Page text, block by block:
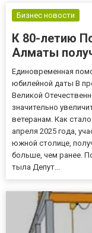
п...Бизнес новости
К 80-летию
Алматы
Единовременная
юбилейной даты В
Великой
значительно
ветеранам. Как
апреля 2025 года,
южной столице,
больше, чем ранее.
тыла Депут...